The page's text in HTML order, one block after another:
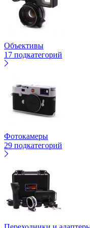
Объективы
17 подкатегорий
Фотокамеры
29 подкатегорий